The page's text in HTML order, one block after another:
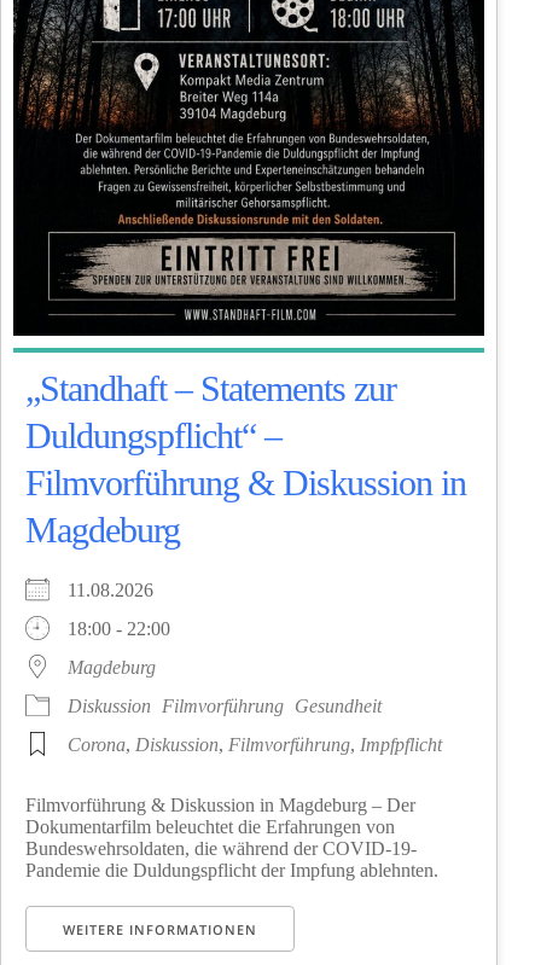
„Standhaft – Statements zur
Duldungspflicht“ –
Filmvorführung & Diskussion in
Magdeburg
11.08.2026
18:00 - 22:00
Magdeburg
Diskussion
Filmvorführung Gesundheit
Corona, Diskussion, Filmvorführung, Impfpflicht
Filmvorführung & Diskussion in Magdeburg – Der
Dokumentarfilm beleuchtet die Erfahrungen von
Bundeswehrsoldaten, die während der COVID-19-
Pandemie die Duldungspflicht der Impfung ablehnten.
WEITERE INFORMATIONEN